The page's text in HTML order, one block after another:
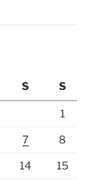
S S
1
7 8
14 15